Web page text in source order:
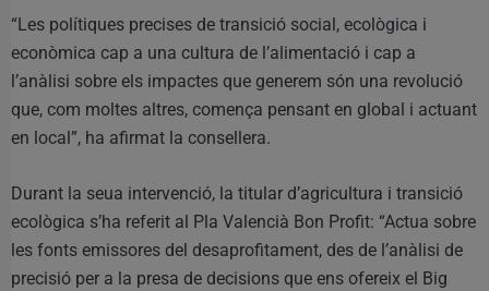
“Les polítiques precises de transició social, ecològica i
econòmica cap a una cultura de l’alimentació i cap a
l’anàlisi sobre els impactes que generem són una revolució
que, com moltes altres, comença pensant en global i actuant
en local”, ha afirmat la consellera.
Durant la seua intervenció, la titular d’agricultura i transició
ecològica s’ha referit al Pla Valencià Bon Profit: “Actua sobre
les fonts emissores del desaprofitament, des de l’anàlisi de
precisió per a la presa de decisions que ens ofereix el Big